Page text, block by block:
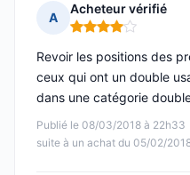
A
Acheteur vérifié
Note : 4 sur 5
Publié le 08/03/2018 à 22h33
suite à un achat du 05/02/
Revoir les positions des
ceux qui ont un double
dans une catégorie